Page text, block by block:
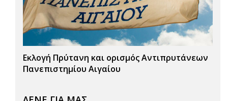
Εκλογή Πρύτανη και ορισμός Αντιπρυτάνεων
Πανεπιστημίου Αιγαίου